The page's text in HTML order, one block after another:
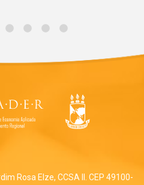
Rosa Elze, CCSA II. CEP 49100-